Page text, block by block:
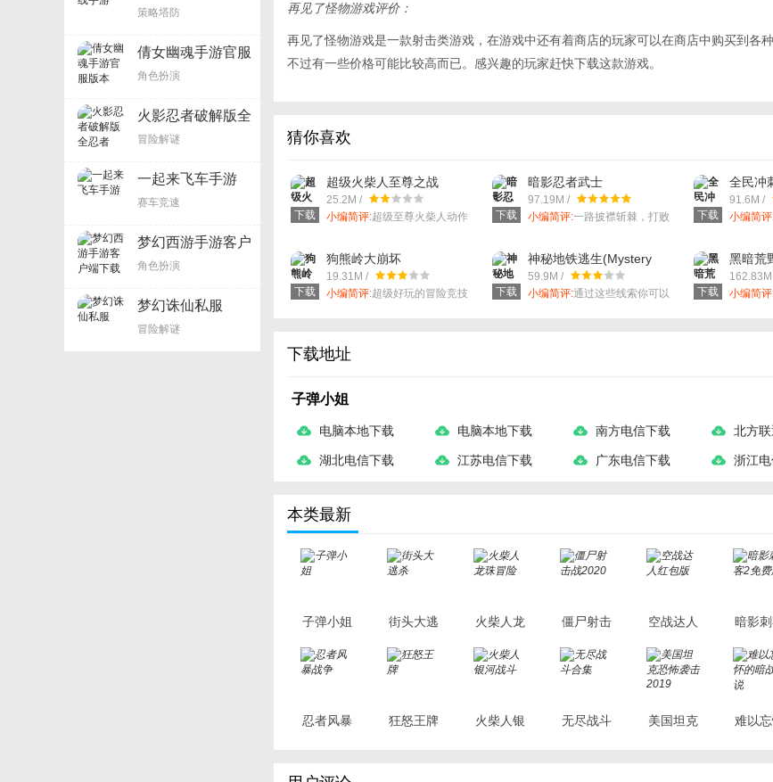
策略塔防
倩女幽魂手游官服
版本
角色扮演
火影忍者破解版全
忍者
冒险解谜
一起来飞车手游
赛车竞速
梦幻西游手游客户
端下载
角色扮演
梦幻诛仙私服
冒险解谜
再见了怪物游戏评价：
再见了怪物游戏是一款射击类游戏，在游戏中还有着商店的玩家可以在商店中购买到各
不过有一些价格可能比较高而已。感兴趣的玩家赶快下载这款游戏。
猜你喜欢
下载
超级火柴人至尊之战
Stickman Fight
25.2M /
小编简评:超级至尊火柴人动作
下载
暗影忍者武士
97.19M /
小编简评:一路披襟斩棘，打败
下载
全民冲
91.6M /
小编简
下载
狗熊岭大崩坏
19.31M /
小编简评:超级好玩的冒险竞技
下载
神秘地铁逃生(Mystery
Subway Escape)
59.9M /
小编简评:通过这些线索你可以
下载
黑暗荒
小编简
下载地址
子弹小姐
电脑本地下载 电脑本地下载 南方电信下载 北方
湖北电信下载 江苏电信下载 广东电信下载 浙江
本类最新
子弹小姐
街头大逃
火柴人龙
珠冒险
僵尸射击
战2020
空战达人
红包版
暗影
2免费
忍者风暴
狂怒王牌
火柴人银
无尽战斗
美国坦克
难以